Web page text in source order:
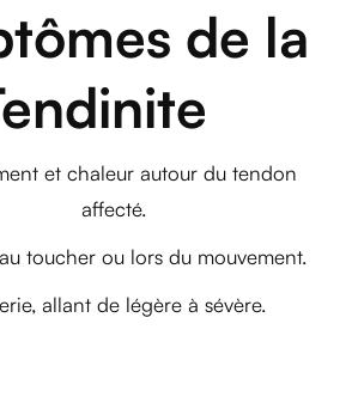
de la
et chaleur autour du tendon
affecté.
toucher ou lors du mouvement.
allant de légère à sévère.